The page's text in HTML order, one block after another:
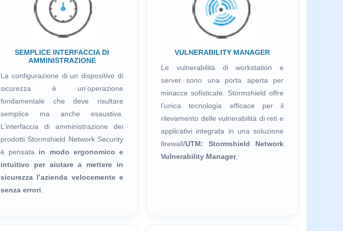
SEMPLICE INTERFACCIA DI
AMMINISTRAZIONE
La configurazione di un dispositivo di
sicurezza è un’operazione
fondamentale che deve risultare
semplice ma anche esaustiva.
L’interfaccia di amministrazione dei
prodotti Stormshield Network Security
è pensata in modo ergonomico e
intuitivo per aiutare a mettere in
sicurezza l’azienda velocemente e
senza errori.
VULNERABILITY MANAGER
Le vulnerabilità di workstation e
server sono una porta aperta per
minacce sofisticate. Stormshield offre
l’unica tecnologia efficace per il
rilevamento delle vulnerabilità di reti e
applicativi integrata in una soluzione
firewall/UTM: Stormshield Network
Vulnerability Manager.